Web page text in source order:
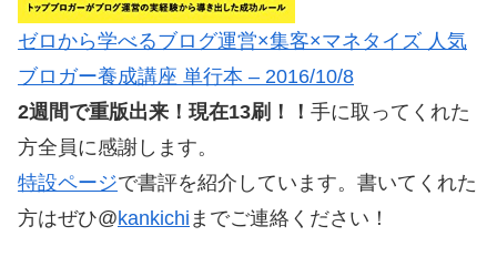
ゼロから学べるブログ運営×集客×マネタイズ 人気
ブロガー養成講座 単行本 – 2016/10/8
2週間で重版出来！現在13刷！！ 手に取ってくれた
方全員に感謝します。
特設ページで書評を紹介しています。書いてくれた
方はぜひ@kankichi までご連絡ください！